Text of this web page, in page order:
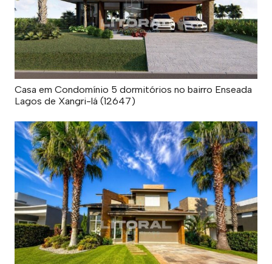
Casa em Condomínio 5 dormitórios no bairro Enseada
Lagos de Xangri-lá (12647)